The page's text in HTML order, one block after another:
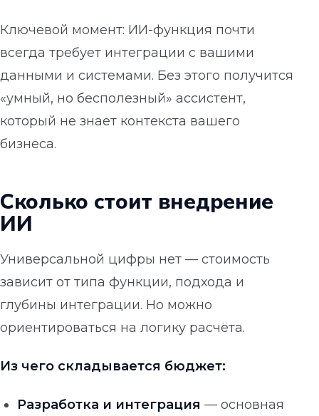
Ключевой момент: ИИ-функция почти
всегда требует интеграции с вашими
данными и системами. Без этого получится
«умный, но бесполезный» ассистент,
который не знает контекста вашего
бизнеса.
Сколько стоит внедрение
ИИ
Универсальной цифры нет — стоимость
зависит от типа функции, подхода и
глубины интеграции. Но можно
ориентироваться на логику расчёта.
Из чего складывается бюджет:
Разработка и интеграция — основная